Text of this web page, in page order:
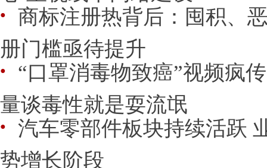
● 商标注册热背后：囤积、
册门槛亟待提升
● “口罩消毒物致癌”视频疯
量谈毒性就是耍流氓
● 汽车零部件板块持续活跃
势增长阶段